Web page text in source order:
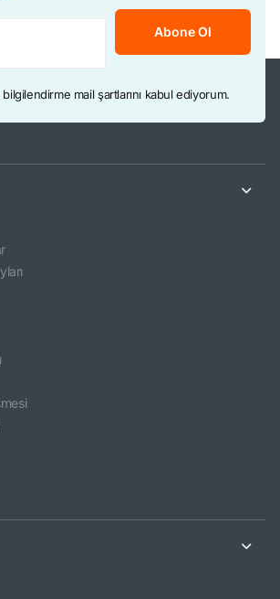
Abone Ol
mail şartlarını kabul ediyorum.